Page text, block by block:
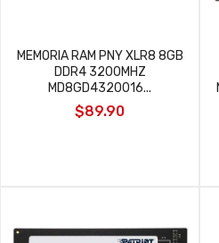
MEMORIA RAM PNY XLR8 8GB
DDR4 3200MHZ
MD8GD4320016...
$89.90